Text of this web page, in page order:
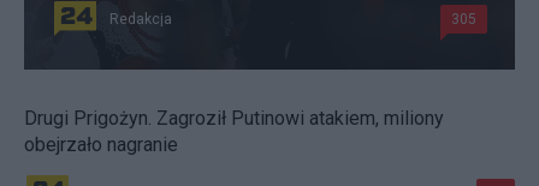
Redakcja 305
Drugi Prigożyn. Zagroził Putinowi atakiem, miliony
obejrzało nagranie